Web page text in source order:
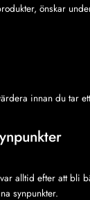
önskar
innan du tar
alltid efter att bli
synpunkter.